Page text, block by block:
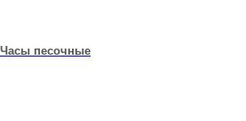
Часы песочные